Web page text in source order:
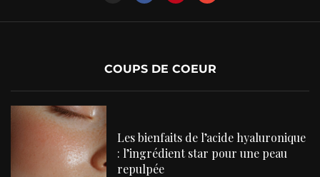
COUPS DE COEUR
Les bienfaits de l’acide hyaluronique
: l’ingrédient star pour une peau
repulpée